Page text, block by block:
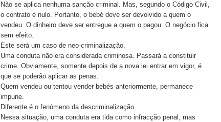
Não se aplica nenhuma sanção criminal. Mas, segundo o Código Civil,
o contrato é nulo. Portanto, o bebé deve ser devolvido a quem o
vendeu. O dinheiro deve ser entregue a quem o pagou. O negócio fica
sem efeito.
Este será um caso de neo-criminalização.
Uma conduta não era considerada criminosa. Passará a constituir
crime. Obviamente, somente depois de a nova lei entrar em vigor, é
que se poderão aplicar as penas.
Quem vendeu ou tentou vender bebés anteriormente, permanece
impune.
Diferente é o fenómeno da descriminalização.
Nessa situação, uma conduta era tida como infracção penal, mas